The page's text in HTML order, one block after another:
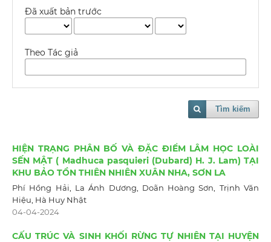
Đã xuất bản trước
Theo Tác giả
Tìm kiếm
HIỆN TRẠNG PHÂN BỐ VÀ ĐẶC ĐIỂM LÂM HỌC LOÀI
SẾN MẬT ( Madhuca pasquieri (Dubard) H. J. Lam) TẠI
KHU BẢO TỒN THIÊN NHIÊN XUÂN NHA, SƠN LA
Phí Hồng Hải, La Ánh Dương, Doãn Hoàng Sơn, Trịnh Văn
Hiệu, Hà Huy Nhật
04-04-2024
CẤU TRÚC VÀ SINH KHỐI RỪNG TỰ NHIÊN TẠI HUYỆN